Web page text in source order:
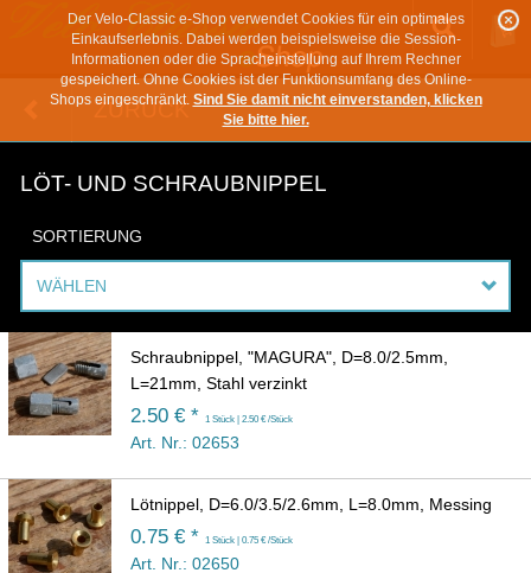
Der Velo-Classic e-Shop verwendet Cookies für ein optimales
Einkaufserlebnis. Dabei werden beispielsweise die Session-
Informationen oder die Spracheinstellung auf Ihrem Rechner
gespeichert. Ohne Cookies ist der Funktionsumfang des Online-
Shops eingeschränkt. Sind Sie damit nicht einverstanden, klicken
Sie bitte hier.
ZURÜCK
LÖT- UND SCHRAUBNIPPEL
SORTIERUNG
WÄHLEN
Schraubnippel, "MAGURA", D=8.0/2.5mm,
L=21mm, Stahl verzinkt
2.50 € * 1 Stück | 2.50 € /Stück
Art. Nr.: 02653
Lötnippel, D=6.0/3.5/2.6mm, L=8.0mm, Messing
0.75 € * 1 Stück | 0.75 € /Stück
Art. Nr.: 02650